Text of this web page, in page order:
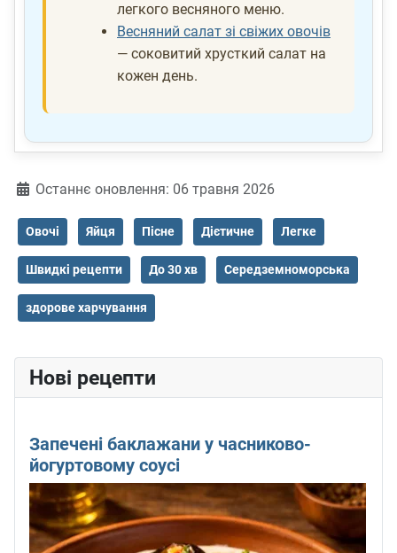
легкого весняного меню.
Весняний салат зі свіжих овочів
— соковитий хрусткий салат на
кожен день.
ДеталіОстаннє оновлення: 06 травня 2026
Овочі Яйця Пісне Дієтичне Легке
Швидкі рецепти До 30 хв Середземноморська
здорове харчування
Нові рецепти
Запечені баклажани у часниково-
йогуртовому соусі